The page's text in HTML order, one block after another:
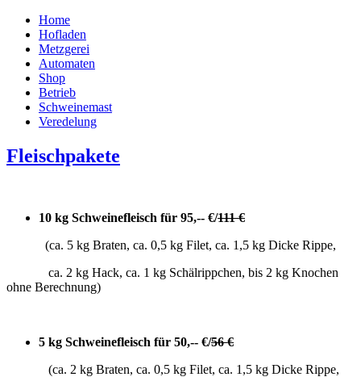
Home
Hofladen
Metzgerei
Automaten
Shop
Betrieb
Schweinemast
Veredelung
Fleischpakete
10 kg Schweinefleisch für 95,-- €/111 €
(ca. 5 kg Braten, ca. 0,5 kg Filet, ca. 1,5 kg Dicke Rippe,
ca. 2 kg Hack, ca. 1 kg Schälrippchen, bis 2 kg Knochen
ohne Berechnung)
5 kg Schweinefleisch für 50,-- €/56 €
(ca. 2 kg Braten, ca. 0,5 kg Filet, ca. 1,5 kg Dicke Rippe,